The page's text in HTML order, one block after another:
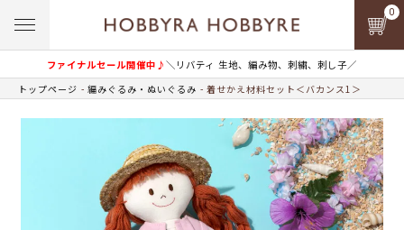
ファイナルセール開催中♪＼リバティ 生地、編み物、刺繍、刺し子／
0
トップページ 編みぐるみ・ぬいぐるみ 着せかえ材料セット＜バカンス1＞